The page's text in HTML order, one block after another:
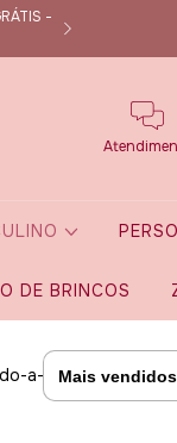
-
Nos
DE BRINCOS
a-prata-925